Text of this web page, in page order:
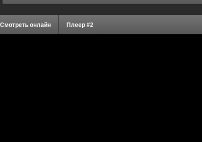
Смотреть онлайн Плеер #2